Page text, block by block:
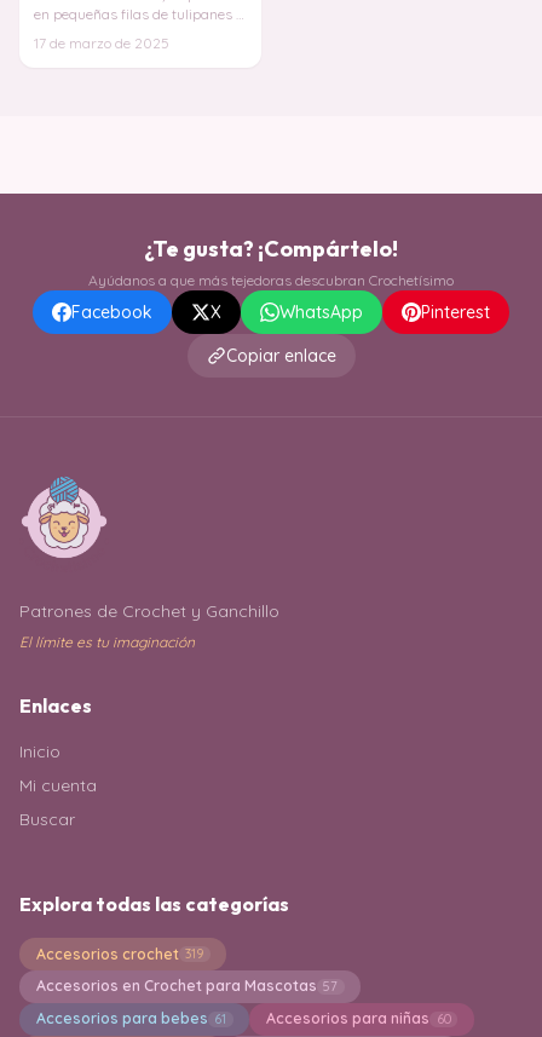
en pequeñas filas de tulipanes
sofisticado y en
17 de marzo de 2025
¿Te gusta? ¡Compártelo!
Ayúdanos a que más tejedoras descubran Crochetísimo
Facebook X WhatsApp
Pinterest
Copiar enlace
Patrones de Crochet y Ganchillo
El límite es tu imaginación
Enlaces
Inicio
Mi cuenta
Buscar
Explora todas las categorías
Accesorios crochet 319
Accesorios en Crochet para Mascotas 57
Accesorios para bebes 61 Accesorios para niñas 60